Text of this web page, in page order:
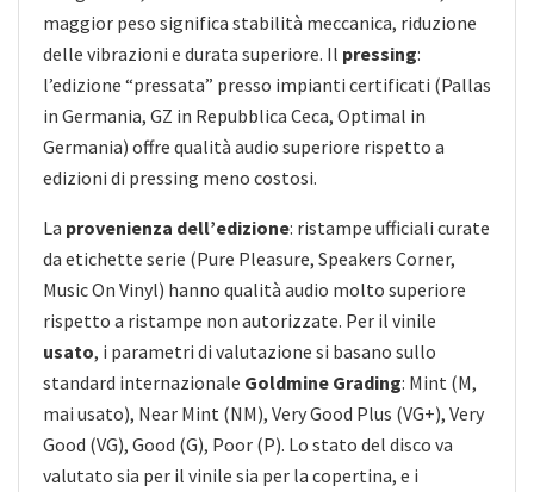
maggior peso significa stabilità meccanica, riduzione
delle vibrazioni e durata superiore. Il pressing:
l’edizione “pressata” presso impianti certificati (Pallas
in Germania, GZ in Repubblica Ceca, Optimal in
Germania) offre qualità audio superiore rispetto a
edizioni di pressing meno costosi.
La provenienza dell’edizione: ristampe ufficiali curate
da etichette serie (Pure Pleasure, Speakers Corner,
Music On Vinyl) hanno qualità audio molto superiore
rispetto a ristampe non autorizzate. Per il vinile
usato, i parametri di valutazione si basano sullo
standard internazionale Goldmine Grading: Mint (M,
mai usato), Near Mint (NM), Very Good Plus (VG+), Very
Good (VG), Good (G), Poor (P). Lo stato del disco va
valutato sia per il vinile sia per la copertina, e i